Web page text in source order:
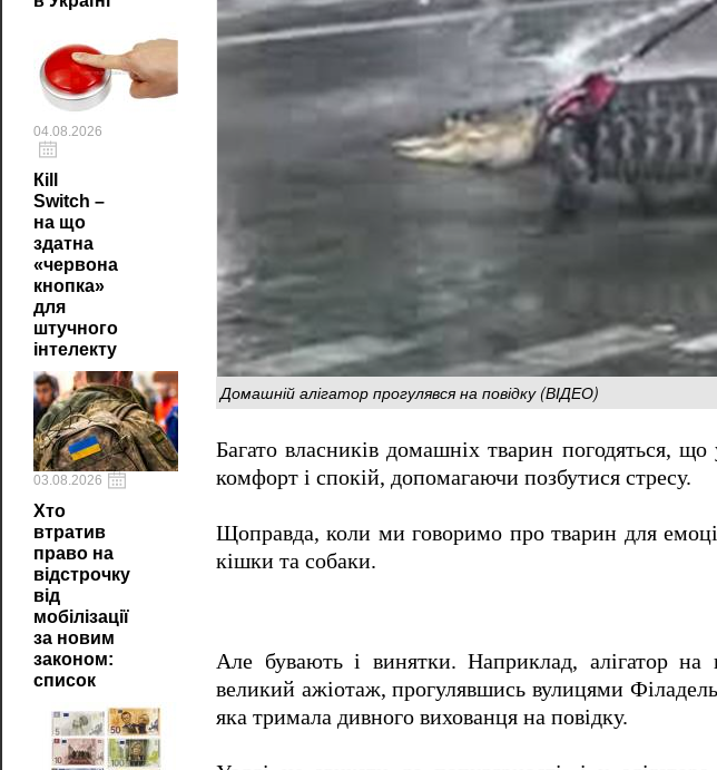
04.08.2026
Кill
Switch –
на що
здатна
«червона
кнопка»
для
штучного
інтелекту
03.08.2026
Хто
втратив
право на
відстрочку
від
мобілізації
за новим
законом:
список
Домашній алігатор прогулявся на повідку (ВІДЕО)
Багато власників домашніх тварин погодяться,
комфорт і спокій, допомагаючи позбутися стресу.
Щоправда, коли ми говоримо про тварин для
кішки та собаки.
Але бувають і винятки. Наприклад, алігатор на
великий ажіотаж, прогулявшись вулицями
яка тримала дивного вихованця на повідку.